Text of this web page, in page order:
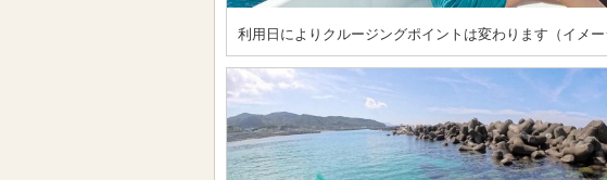
利用日によりクルージングポイントは変わります（イメー